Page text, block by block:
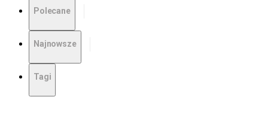
Polecane
Najnowsze
Tagi